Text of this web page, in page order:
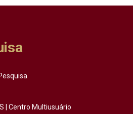
| Centro Multiusuário